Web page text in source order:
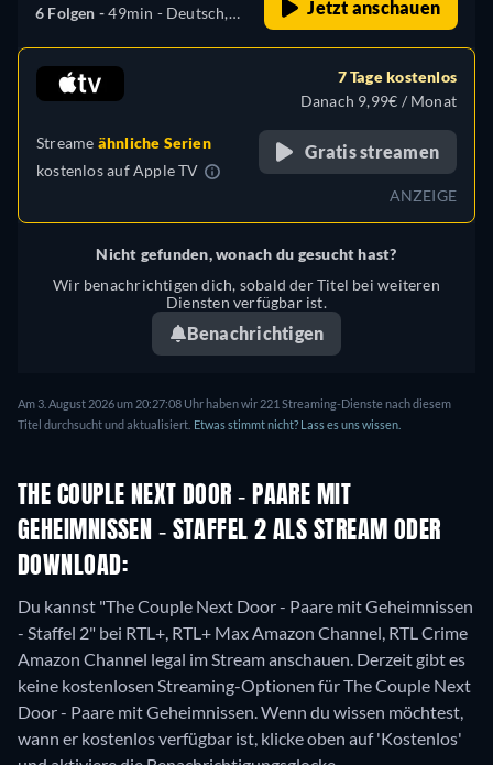
6 Folgen -49min - Deutsch,
Jetzt anschauen
Streame ähnliche Serien
kostenlos aufApple TV
7 Tage kostenlos
Danach 9,99€ / Monat
Gratis streamen
ANZEIGE
Nicht gefunden, wonach du gesucht hast?
Wir benachrichtigen dich, sobald der Titel bei weiteren
Diensten verfügbar ist.
Benachrichtigen
Am 3. August 2026 um 20:27:08 Uhr haben wir 221 Streaming-Dienste nach diesem
Titel durchsucht und aktualisiert. Etwas stimmt nicht? Lass es uns wissen.
THE COUPLE NEXT DOOR - PAARE MIT
GEHEIMNISSEN - STAFFEL 2 ALS STREAM ODER
DOWNLOAD:
Du kannst "The Couple Next Door - Paare mit Geheimnissen
- Staffel 2" bei RTL+, RTL+ Max Amazon Channel, RTL Crime
Amazon Channel legal im Stream anschauen. Derzeit gibt es
keine kostenlosen Streaming-Optionen für The Couple Next
Door - Paare mit Geheimnissen. Wenn du wissen möchtest,
wann er kostenlos verfügbar ist, klicke oben auf 'Kostenlos'